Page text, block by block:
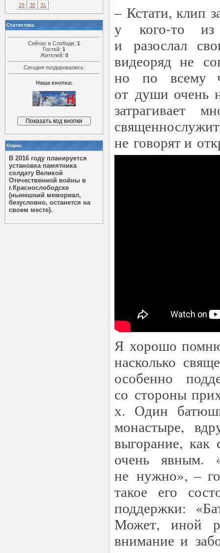
29
30 31
Статистика
Сейчас в Слободе: 1
Гостей: 1
Жителей: 0
Сегодня поздоровались:
Наша кнопка:
Опрос
В 2016 году планируется
установка памятника
солдату Великой
Отечественной войны в
г.Краснослободске
(нынешний мемориал,
безусловно, останется на
своем месте).
– Кстати, клип
у кого-то из
и разослал
видеоряд не
но по всему
от души очень
затрагивает
не говорят и
Я хорошо помню
насколько
особенно
со стороны
х. Один
монастыре,
выгорание, как
очень явным.
не нужно», –
такое его
поддержки:
Может, иной
внимание и